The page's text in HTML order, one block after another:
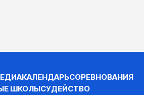
КАЛЕНДАРЬСОРЕВНОВАНИЯ
ШКОЛЫСУДЕЙСТВО